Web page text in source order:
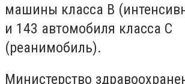
машины класса В
и 143 автомобиля класса С
(реанимобиль).
Министерство